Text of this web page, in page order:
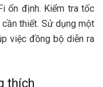
ổn định. Kiểm tra tốc
thiết. Sử dụng một
việc đồng bộ diễn ra
thích